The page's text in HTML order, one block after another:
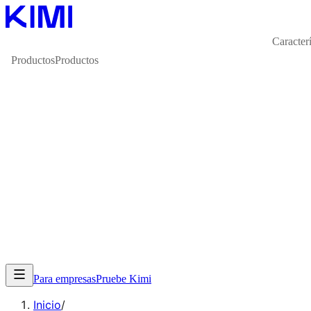
ProductosProductos
Para empresasPruebe Kimi
Inicio/